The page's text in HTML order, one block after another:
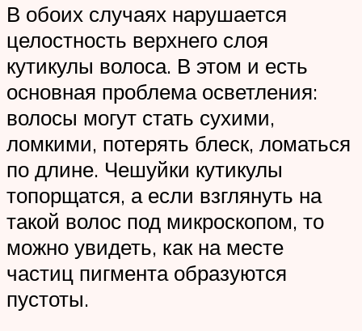
В обоих случаях нарушается
целостность верхнего слоя
кутикулы волоса. В этом и есть
основная проблема осветления:
волосы могут стать сухими,
ломкими, потерять блеск, ломаться
по длине. Чешуйки кутикулы
топорщатся, а если взглянуть на
такой волос под микроскопом, то
можно увидеть, как на месте
частиц пигмента образуются
пустоты.